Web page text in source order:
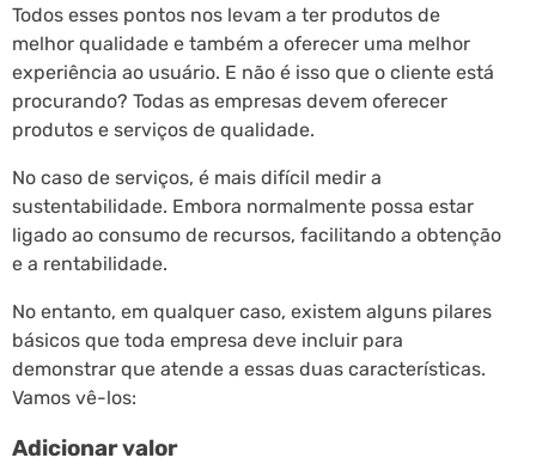
Todos esses pontos nos levam a ter produtos de
melhor qualidade e também a oferecer uma melhor
experiência ao usuário. E não é isso que o cliente está
procurando? Todas as empresas devem oferecer
produtos e serviços de qualidade.
No caso de serviços, é mais difícil medir a
sustentabilidade. Embora normalmente possa estar
ligado ao consumo de recursos, facilitando a obtenção
e a rentabilidade.
No entanto, em qualquer caso, existem alguns pilares
básicos que toda empresa deve incluir para
demonstrar que atende a essas duas características.
Vamos vê-los:
Adicionar valor